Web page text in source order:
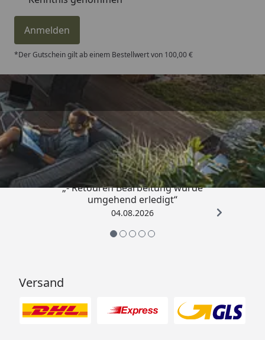
Anmelden
*Der Gutschein gilt ab einem Bestellwert von 100,00 €
Trusted Shops
4,81/ 5
„- Retouren Bearbeitung wurde
umgehend erledigt“
04.08.2026
Versand